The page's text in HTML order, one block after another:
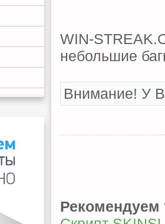
WIN-
небольшие
Внимание! У
Рекомендуем